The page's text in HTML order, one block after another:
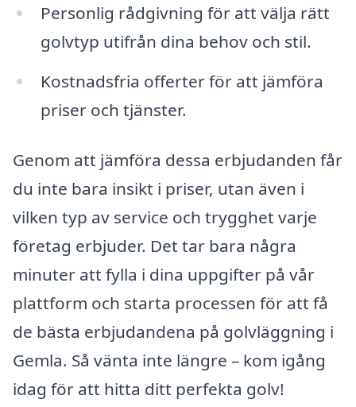
Personlig rådgivning för att välja rätt
golvtyp utifrån dina behov och stil.
Kostnadsfria offerter för att jämföra
priser och tjänster.
Genom att jämföra dessa erbjudanden får
du inte bara insikt i priser, utan även i
vilken typ av service och trygghet varje
företag erbjuder. Det tar bara några
minuter att fylla i dina uppgifter på vår
plattform och starta processen för att få
de bästa erbjudandena på golvläggning i
Gemla. Så vänta inte längre – kom igång
idag för att hitta ditt perfekta golv!